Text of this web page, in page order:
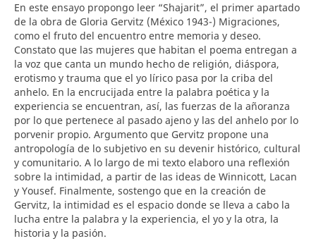
En este ensayo propongo leer “Shajarit”, el primer apartado
de la obra de Gloria Gervitz (México 1943-) Migraciones,
como el fruto del encuentro entre memoria y deseo.
Constato que las mujeres que habitan el poema entregan a
la voz que canta un mundo hecho de religión, diáspora,
erotismo y trauma que el yo lírico pasa por la criba del
anhelo. En la encrucijada entre la palabra poética y la
experiencia se encuentran, así, las fuerzas de la añoranza
por lo que pertenece al pasado ajeno y las del anhelo por lo
porvenir propio. Argumento que Gervitz propone una
antropología de lo subjetivo en su devenir histórico, cultural
y comunitario. A lo largo de mi texto elaboro una reflexión
sobre la intimidad, a partir de las ideas de Winnicott, Lacan
y Yousef. Finalmente, sostengo que en la creación de
Gervitz, la intimidad es el espacio donde se lleva a cabo la
lucha entre la palabra y la experiencia, el yo y la otra, la
historia y la pasión.